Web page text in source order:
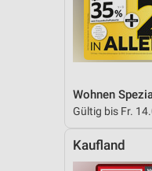
Wohnen
Gültig bis Fr.
Kaufland
Erstellung von Profilen
Verwendung von
Messung der
Analyse von